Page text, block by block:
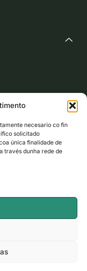
necesario co fin
solicitado
única finalidade de
través dunha rede de